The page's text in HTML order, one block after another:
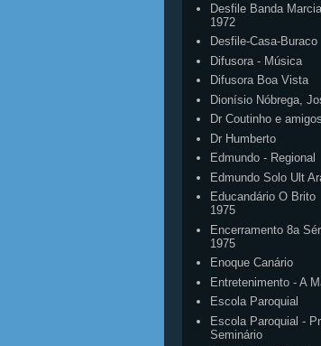
Desfile Banda Marcial
1972
Desfile-Casa-Buraco
Difusora - Música
Difusora Boa Vista
Dionísio Nóbrega,
Dr Coutinho e amigos
Dr Humberto
Edmundo - Regional
Edmundo Solo Ult
Educandário O Brito
1975
Encerramento 8a
1975
Enoque Canário
Entretenimento - A
Escola Paroquial
Escola Paroquial -
Seminário